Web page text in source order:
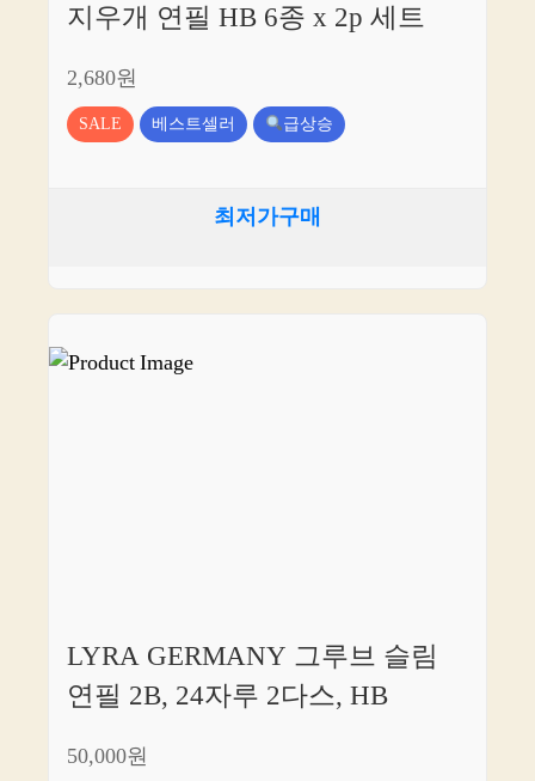
지우개 연필 HB 6종 x 2p 세트
2,680원
SALE 베스트셀러 급상승
최저가구매
LYRA GERMANY 그루브 슬림
연필 2B, 24자루 2다스, HB
50,000원